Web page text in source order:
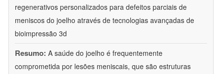
regenerativos personalizados para defeitos parciais de
meniscos do joelho através de tecnologias avançadas de
bioimpressão 3d
Resumo: A saúde do joelho é frequentemente
comprometida por lesões meniscais, que são estruturas